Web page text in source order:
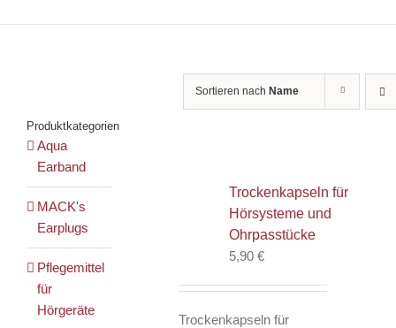
Sortieren nach Name
Trockenkapseln für
Hörsysteme und
Ohrpasstücke
5,90€
Trockenkapseln für
Produktkategorien
Aqua
Earband
MACK's
Earplugs
Pflegemittel
für
Hörgeräte